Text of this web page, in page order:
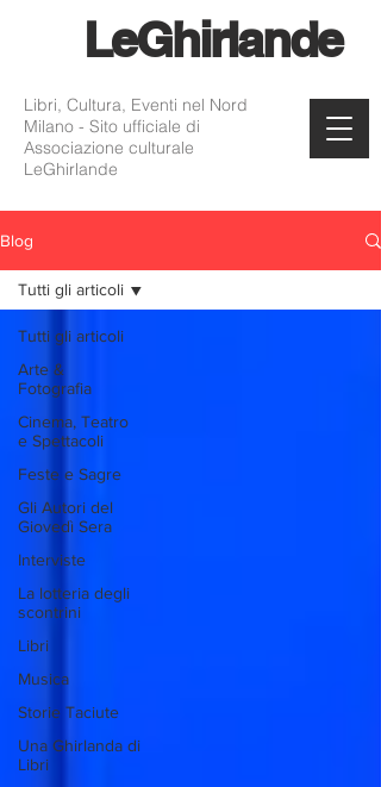
LeGhirlande
Libri, Cultura, Eventi nel Nord
Milano - Sito ufficiale di
Associazione culturale
LeGhirlande
Blog
Tutti gli articoli
Arte &
Fotografia
Cinema, Teatro
e Spettacoli
Feste e Sagre
Gli Autori del
Giovedì Sera
Interviste
La lotteria degli
scontrini
Libri
Musica
Storie Taciute
Una Ghirlanda di
Libri
Tutti gli articoli